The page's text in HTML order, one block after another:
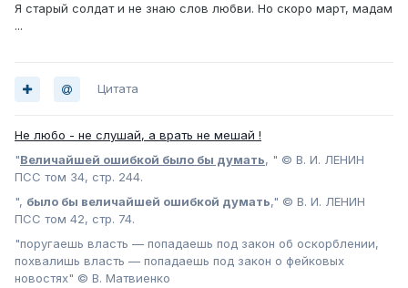
Я старый солдат и не знаю слов любви. Но скоро март, мадам
...
Цитата
Не любо - не слушай, а врать не мешай !
"Величайшей ошибкой было бы думать, " © В. И. ЛЕНИН
ПСС том 34, стр. 244.
", было бы величайшей ошибкой думать," © В. И. ЛЕНИН
ПСС том 42, стр. 74.
"поругаешь власть — попадаешь под закон об оскорблении,
похвалишь власть — попадаешь под закон о фейковых
новостях" © В. Матвиенко